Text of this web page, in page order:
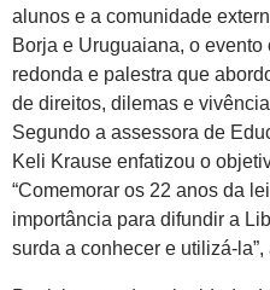
alunos e a comunidade
Borja e Uruguaiana, o
redonda e palestra que
de direitos, dilemas e
Segundo a assessora de
Keli Krause enfatizou o
“Comemorar os 22 anos da
importância para difundir a
surda a conhecer e utilizá-la”,